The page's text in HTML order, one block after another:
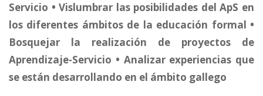
Servicio • Vislumbrar las posibilidades del ApS en
los diferentes ámbitos de la educación formal •
Bosquejar la realización de proyectos de
Aprendizaje-Servicio • Analizar experiencias que
se están desarrollando en el ámbito gallego